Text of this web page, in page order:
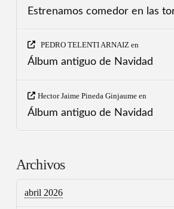
Estrenamos comedor en las
PEDRO TELENTI ARNAIZ en
Álbum antiguo de Navidad
Hector Jaime Pineda Ginjaumeen
Álbum antiguo de Navidad
Archivos
abril 2026